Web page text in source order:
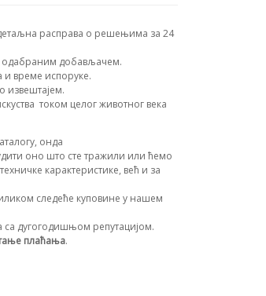
расправа о решењима за 24
одабраним добављачем.
и време испоруке.
извештајем.
током целог животног века
онда
оно што сте тражили или ћемо
карактеристике, већ и за
следеће куповине у нашем
дугогодишњом репутацијом.
плаћања.